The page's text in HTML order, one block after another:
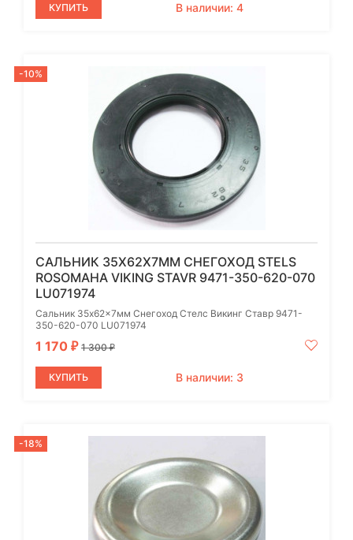
КУПИТЬ В наличии: 4
-10%
САЛЬНИК 35X62X7ММ СНЕГОХОД STELS
ROSOMAHA VIKING STAVR 9471-350-620-070
LU071974
Сальник 35x62x7мм Снегоход Стелс Викинг Ставр 9471-
350-620-070 LU071974
1 170 ₽ 1 300₽
КУПИТЬ В наличии: 3
-18%